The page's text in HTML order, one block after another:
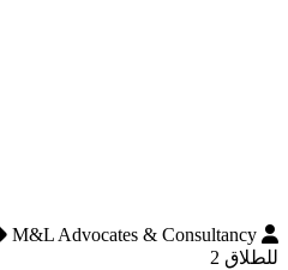
M&L Advocates & Consultancy
للطلاق 2